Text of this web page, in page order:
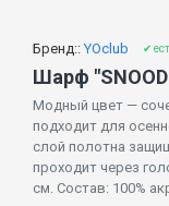
Бренд:: YOclub ✔
Шарф
Модный цвет —
подходит для
слой полотна
проходит через
см. Состав: 100%